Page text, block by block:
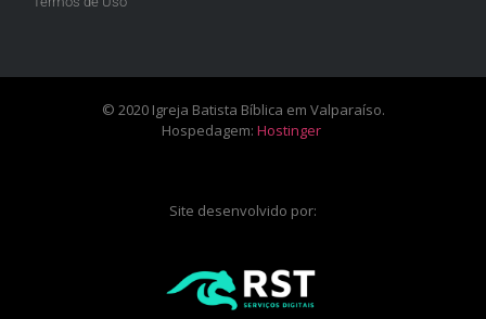
© 2020 Igreja Batista Bíblica em Valparaíso.
Hospedagem: Hostinger
Site desenvolvido por: